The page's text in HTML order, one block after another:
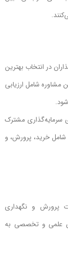
در انتخاب بهترین
شامل ارزیابی
سرمایه‌گذاری مشترک
شامل خرید، پرورش، و
پرورش و نگهداری
علمی و تخصصی به